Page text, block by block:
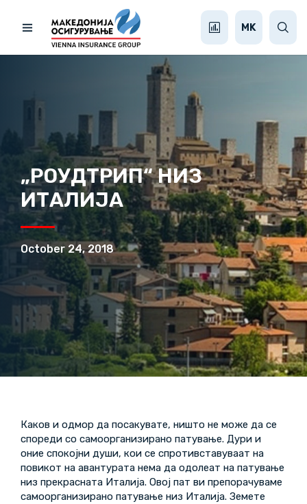
MK
„РОУДТРИП“ НИЗ
ИТАЛИЈА
October 24, 2018
Каков и одмор да посакувате, ништо не може да се
спореди со самоорганизирано патување. Дури и
оние спокојни души, кои се спротивставуваат на
повикот на авантурата нема да одолеат на патување
низ прекрасната Италија. Овој пат ви препорачуваме
самоорганизирано патување низ Италија. Земете